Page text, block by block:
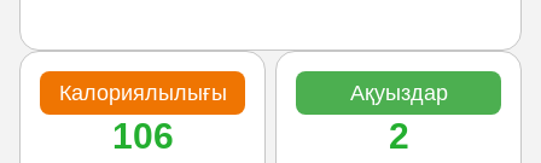
Калориялылығы
106
Ақуыздар
2